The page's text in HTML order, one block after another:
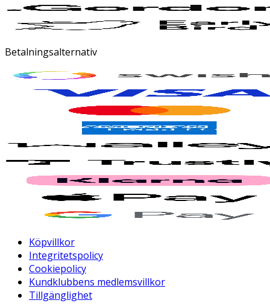
Betalningsalternativ
Köpvillkor
Integritetspolicy
Cookiepolicy
Kundklubbens medlemsvillkor
Tillgänglighet